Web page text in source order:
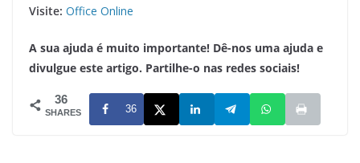
Visite: Office Online
A sua ajuda é muito importante! Dê-nos uma ajuda e
divulgue este artigo. Partilhe-o nas redes sociais!
36
SHARES 36